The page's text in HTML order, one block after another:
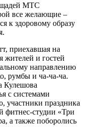
МТС
все желающие –
к здоровому образу
приехавшая на
жителей и гостей
направлению
румбы и ча-ча-ча.
Кулешова
с системами
участники праздника
фитнес-студии «Три
а также поборолись